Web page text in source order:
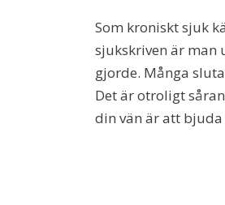
Som kroniskt sjuk
sjukskriven är man
gjorde. Många
Det är otroligt
din vän är att bjuda